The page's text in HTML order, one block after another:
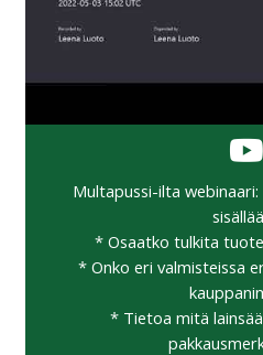
Multapussi-ilta
* Osaatko tulkita
* Onko eri valmisteissa
* Tietoa mitä